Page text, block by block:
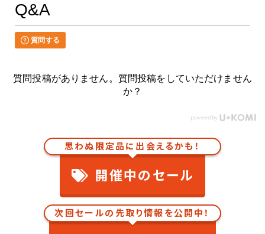
Q&A
質問する
質問投稿がありません。質問投稿をしていただけません
か？
思わぬ限定品に出会えるかも！
開催中のセール
次回セールの先取り情報を公開中！